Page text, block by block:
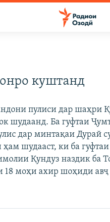
куштанд
пулиси дар шаҳри
шудаанд. Ба гуфтаи
дар минтақаи Дурай
шудааст, ки ба
Қундуз наздик ба
18 моҳи ахир шоҳиди